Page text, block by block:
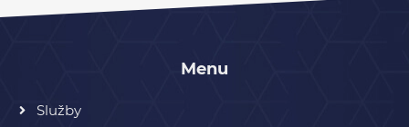
Menu
Služby